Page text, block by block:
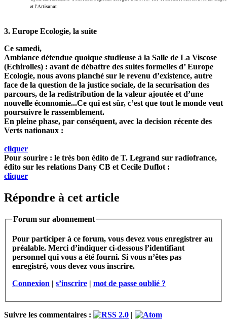
3. Europe Ecologie, la suite
Ce samedi,
Ambiance détendue quoique studieuse à la Salle de La Viscose
(Echirolles) : avant de débattre des suites formelles d’ Europe
Ecologie, nous avons planché sur le revenu d’existence, autre
face de la question de la justice sociale, de la securisation des
parcours, de la redistribution de la valeur ajoutée et d’une
nouvelle éconnomie...Ce qui est sûr, c’est que tout le monde veut
poursuivre le rassemblement.
En pleine phase, par conséquent, avec la decision récente des
Verts nationaux :
cliquer
Pour sourire : le très bon édito de T. Legrand sur radiofrance,
édito sur les relations Dany CB et Cecile Duflot :
cliquer
Répondre à cet article
Forum sur abonnement
Pour participer à ce forum, vous devez vous enregistrer au
préalable. Merci d’indiquer ci-dessous l’identifiant
personnel qui vous a été fourni. Si vous n’êtes pas
enregistré, vous devez vous inscrire.
Connexion | s’inscrire | mot de passe oublié ?
Suivre les commentaires :
|